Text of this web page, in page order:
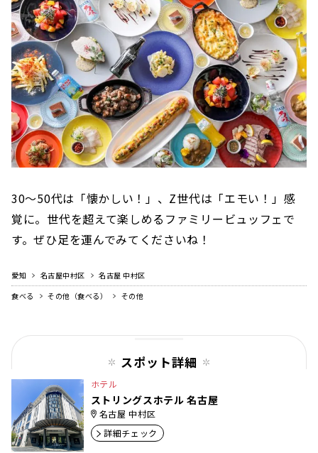
30～50代は「懐かしい！」、Z世代は「エモい！」感
覚に。世代を超えて楽しめるファミリービュッフェで
す。ぜひ足を運んでみてくださいね！
愛知 名古屋中村区
名古屋 中村区
食べる
その他（食べる） その他
スポット詳細
ホテル
ストリングスホテル 名古屋
名古屋 中村区
詳細チェック